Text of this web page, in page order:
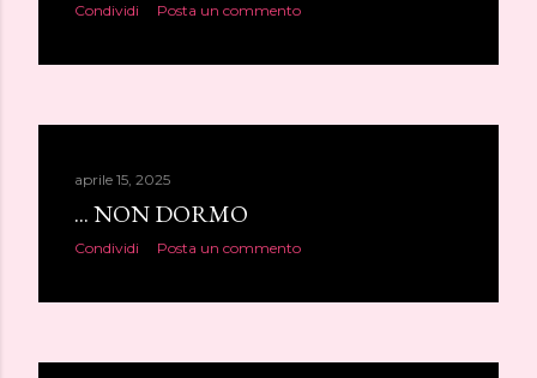
Condividi Posta un commento
aprile 15, 2025
... NON DORMO
Condividi Posta un commento